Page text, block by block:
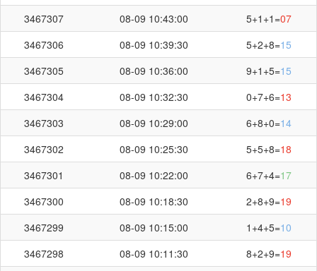
3467307
08-09 10:43:00 5+1+1=07
3467306
08-09 10:39:30 5+2+8=15
3467305
08-09 10:36:00 9+1+5=15
3467304
08-09 10:32:30 0+7+6=13
3467303
08-09 10:29:00 6+8+0=14
3467302
08-09 10:25:30 5+5+8=18
3467301
08-09 10:22:00 6+7+4=17
3467300
08-09 10:18:30 2+8+9=19
3467299
08-09 10:15:00 1+4+5=10
3467298
08-09 10:11:30 8+2+9=19